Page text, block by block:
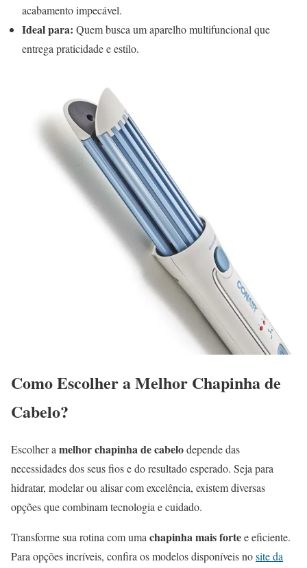
acabamento impecável.
Ideal para: Quem busca um aparelho multifuncional que
entrega praticidade e estilo.
Como Escolher a Melhor Chapinha de
Cabelo?
Escolher a melhor chapinha de cabelodepende das
necessidades dos seus fios e do resultado esperado. Seja para
hidratar, modelar ou alisar com excelência, existem diversas
opções que combinam tecnologia e cuidado.
Transforme sua rotina com uma chapinha mais fortee eficiente.
Para opções incríveis, confira os modelos disponíveis nosite da